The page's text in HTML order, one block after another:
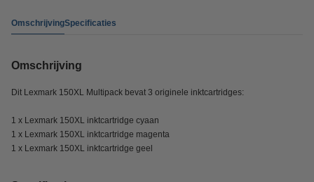
OmschrijvingSpecificaties
Omschrijving
Dit Lexmark 150XL Multipack bevat 3 originele inktcartridges:
1 x Lexmark 150XL inktcartridge cyaan
1 x Lexmark 150XL inktcartridge magenta
1 x Lexmark 150XL inktcartridge geel